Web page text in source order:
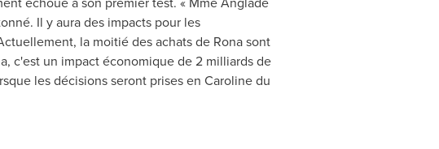
Il y aura des impacts pour les
la moitié des achats de Rona sont
c'est un impact économique de 2 milliards de
les décisions seront prises en Caroline du